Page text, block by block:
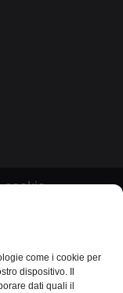
come i cookie per
dispositivo. Il
dati quali il
cookie
i diritti riservati